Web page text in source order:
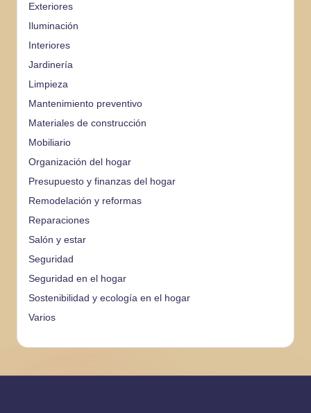
Exteriores
Iluminación
Interiores
Jardinería
Limpieza
Mantenimiento preventivo
Materiales de construcción
Mobiliario
Organización del hogar
Presupuesto y finanzas del hogar
Remodelación y reformas
Reparaciones
Salón y estar
Seguridad
Seguridad en el hogar
Sostenibilidad y ecología en el hogar
Varios